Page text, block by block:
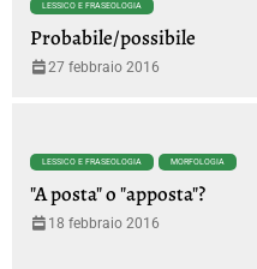
LESSICO E FRASEOLOGIA
Probabile/possibile
27 febbraio 2016
LESSICO E FRASEOLOGIA MORFOLOGIA
"A posta" o "apposta"?
18 febbraio 2016